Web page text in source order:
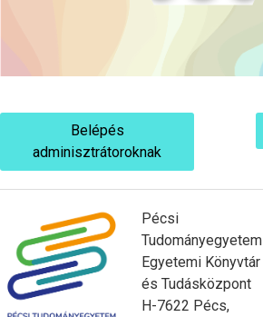
Belépés
adminisztrátoroknak
Pécsi
Tudományegyetem
Egyetemi Könyvtár
és Tudásközpont
H-7622 Pécs,